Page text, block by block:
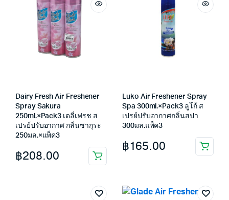
Dairy Fresh Air Freshener
Spray Sakura
250ml.×Pack3 เดลี่เฟรช ส
เปรย์ปรับอากาศ กลิ่นซากุระ
250มล.×แพ็ค3
฿208.00
Luko Air Freshener Spray
Spa 300ml.×Pack3 ลูโก้ ส
เปรย์ปรับอากาศกลิ่นสปา
300มล.แพ็ค3
฿165.00